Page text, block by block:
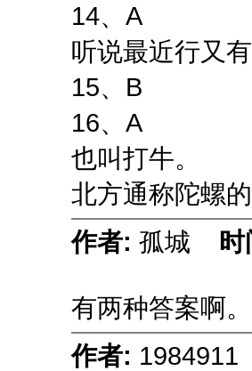
14、A
听说最近行又
15、B
16、A
也叫打牛。
北方通称陀螺的
作者: 孤城 时
有两种答案啊
作者: 1984911